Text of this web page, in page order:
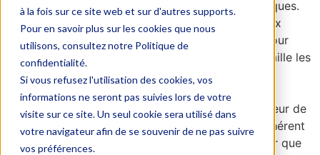
à la fois sur ce site web et sur d'autres supports.
Pour en savoir plus sur les cookies que nous
utilisons, consultez notre Politique de
confidentialité.
Si vous refusez l'utilisation des cookies, vos
informations ne seront pas suivies lors de votre
visite sur ce site. Un seul cookie sera utilisé dans
votre navigateur afin de se souvenir de ne pas suivre
vos préférences.
l’existence du contrat pour régler les frais d’obsèques.
MUTAC transmet à tous ses adhérents un précieux
document pour éviter ces situations : Le Guide pour
l’adhérent et pour ses proches. La mutuelle y détaille les
moyens à votre disposition pour informer votre
entourage de l’existence de votre contrat pour le
règlement de vos obsèques. Ces conseils ont valeur de
bonnes pratiques, ils sont là pour épargner à l’adhérent
d’aller à l’encontre de ses intérêts, mais aussi pour que